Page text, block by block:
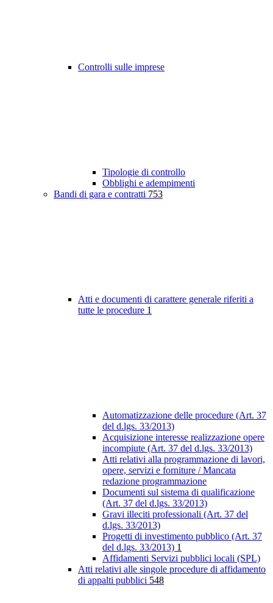
Controlli sulle imprese
Tipologie di controllo
Obblighi e adempimenti
Bandi di gara e contratti 753
Atti e documenti di carattere generale riferiti a
tutte le procedure 1
Automatizzazione delle procedure (Art. 37
del d.lgs. 33/2013)
Acquisizione interesse realizzazione opere
incompiute (Art. 37 del d.lgs. 33/2013)
Atti relativi alla programmazione di lavori,
opere, servizi e forniture / Mancata
redazione programmazione
Documenti sul sistema di qualificazione
(Art. 37 del d.lgs. 33/2013)
Gravi illeciti professionali (Art. 37 del
d.lgs. 33/2013)
Progetti di investimento pubblico (Art. 37
del d.lgs. 33/2013) 1
Affidamenti Servizi pubblici locali (SPL)
Atti relativi alle singole procedure di affidamento
di appalti pubblici 548